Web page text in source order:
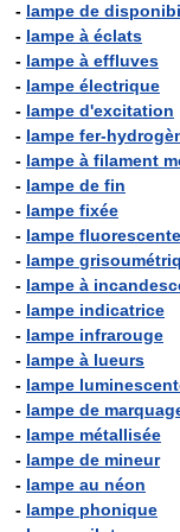
- lampe de
- lampe à éclats
- lampe à effluves
- lampe électrique
- lampe d'excitation
- lampe fer-
- lampe à filament
- lampe de fin
- lampe fixée
- lampe fluorescente
- lampe
- lampe à
- lampe indicatrice
- lampe infrarouge
- lampe à lueurs
- lampe
- lampe de
- lampe métallisée
- lampe de mineur
- lampe au néon
- lampe phonique